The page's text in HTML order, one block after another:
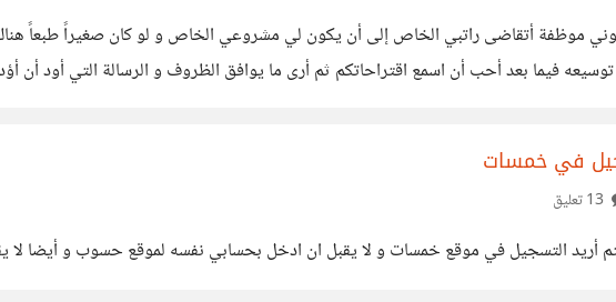
موظفة أتقاضى راتبي الخاص إلى أن يكون لي مشروعي الخاص و لو كان صغيراً طبعاً
فيما بعد أحب أن اسمع اقتراحاتكم ثم أرى ما يوافق الظروف و الرسالة التي أود أن
في خمسات
أريد التسجيل في موقع خمسات و لا يقبل ان ادخل بحسابي نفسه لموقع حسوب و أيضا